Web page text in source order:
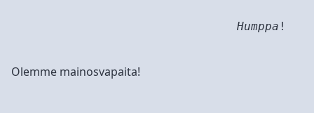
Humppa !
Olemme mainosvapaita!